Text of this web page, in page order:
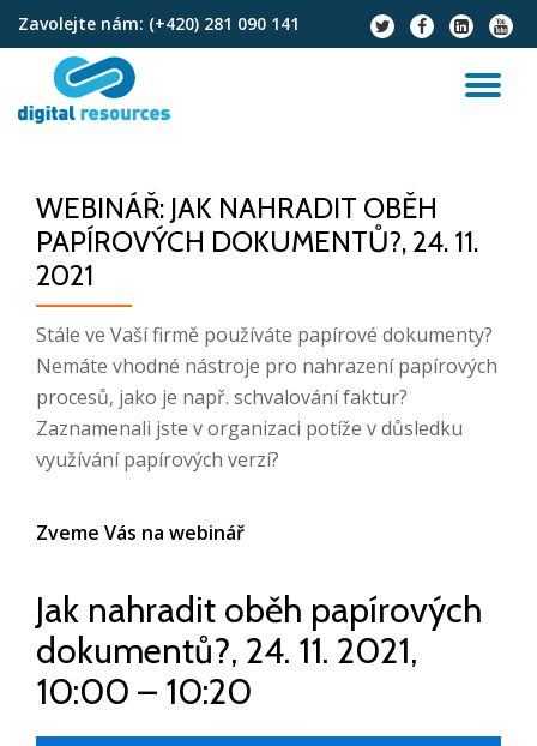
Přeskočit
obsah
Zavolejte nám: (+420) 281 090 141
fa-
twitter
fa-
facebook
fa-
linkedin-
square
fa-
WEBINÁŘ: JAK NAHRADIT OBĚH
PAPÍROVÝCH DOKUMENTŮ?, 24. 11.
2021
Stále ve Vaší firmě používáte papírové dokumenty?
Nemáte vhodné nástroje pro nahrazení papírových
procesů, jako je např. schvalování faktur?
Zaznamenali jste v organizaci potíže v důsledku
využívání papírových verzí?
Zveme Vás na webinář
Jak nahradit oběh papírových
dokumentů?, 24. 11. 2021,
10:00 – 10:20